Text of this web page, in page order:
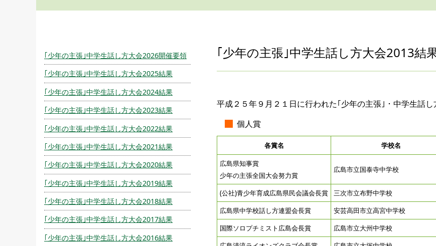
｢少年の主張｣中学生話し方大会2013結
平成２５年９月２１日に行われた｢少年の主張｣・中学生話
個人賞
各賞名 学校名
広島県知事賞
少年の主張全国大会努力賞
広島市立国泰寺中学校
(公社)青少年育成広島県民会議会長賞 三次市立布野中学校
広島県中学校話し方連盟会長賞
安芸高田市立高宮中学校
国際ソロプチミスト広島会長賞
広島市立大州中学校
｢少年の主張｣中学生話し方大会2026開催要領
｢少年の主張｣中学生話し方大会2025結果
｢少年の主張｣中学生話し方大会2024結果
｢少年の主張｣中学生話し方大会2023結果
｢少年の主張｣中学生話し方大会2022結果
｢少年の主張｣中学生話し方大会2021結果
｢少年の主張｣中学生話し方大会2020結果
｢少年の主張｣中学生話し方大会2019結果
｢少年の主張｣中学生話し方大会2018結果
｢少年の主張｣中学生話し方大会2017結果
｢少年の主張｣中学生話し方大会2016結果